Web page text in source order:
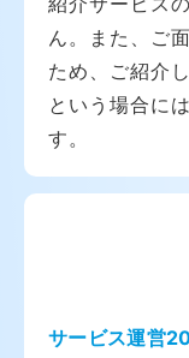
ん。また、ご
ため、ご紹介
という場合に
す。
サービス運営